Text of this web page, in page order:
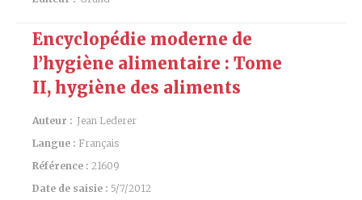
Encyclopédie moderne de
l’hygiène alimentaire : Tome
II, hygiène des aliments
Auteur : Jean Lederer
Langue : Français
Référence : 21609
Date de saisie : 5/7/2012